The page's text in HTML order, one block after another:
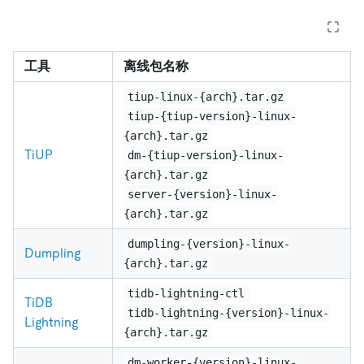
工具 离线包名称
TiUP
tiup-linux-{arch}.tar.gz
tiup-{tiup-version}-linux-
{arch}.tar.gz
dm-{tiup-version}-linux-
{arch}.tar.gz
server-{version}-linux-
{arch}.tar.gz
Dumpling
dumpling-{version}-linux-
{arch}.tar.gz
TiDB
Lightning
tidb-lightning-ctl
tidb-lightning-{version}-linux-
{arch}.tar.gz